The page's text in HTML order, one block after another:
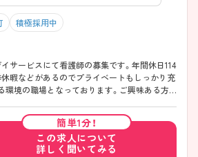
積極採用中
サービスにて看護師の募集です。年間休日114
暇などがあるのでプライベートもしっかり充
環境の職場となっております。ご興味ある方
簡単1分！
この求人について
詳しく聞いてみる